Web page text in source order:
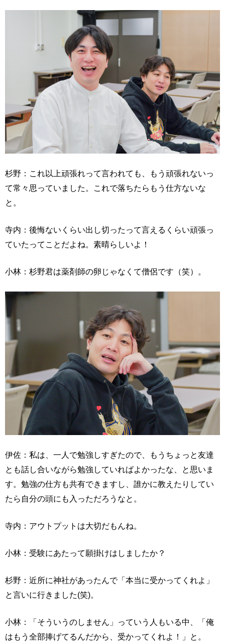
杉野：これ以上頑張れって言われても、もう頑張れないっ
て常々思っていました。これで落ちたらもう仕方ないな
と。
寺内：後悔ないくらい出し切ったって言えるくらい頑張っ
ていたってことだよね。素晴らしいよ！
小林：杉野君は薬剤師の卵じゃなくて僧侶です（笑）。
伊佐：私は、一人で勉強しすぎたので、もうちょっと友達
とも話し合いながら勉強していればよかったな、と思いま
す。勉強の仕方も共有できますし、誰かに教えたりしてい
たら自分の頭にも入っただろうなと。
寺内：アウトプットは大切だもんね。
小林：受験にあたって願掛けはしましたか？
杉野：近所に神社があったんで「本当に受かってくれよ」
と言いに行きました(笑)。
小林：「そういうのしません」っていう人もいる中、「俺
はもう全部捧げてるんだから、受かってくれよ！」と。